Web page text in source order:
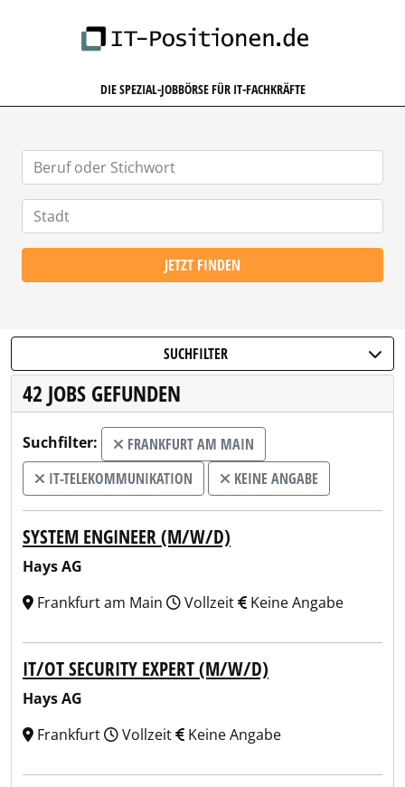
DIE SPEZIAL-JOBBÖRSE FÜR IT-FACHKRÄFTE
JETZT FINDEN
SUCHFILTER
42 JOBS GEFUNDEN
Suchfilter:
FRANKFURT AM MAIN
IT-TELEKOMMUNIKATION
KEINE ANGABE
SYSTEM ENGINEER (M/W/D)
Hays AG
Frankfurt am Main
Vollzeit Keine Angabe
IT/OT SECURITY EXPERT (M/W/D)
Hays AG
Frankfurt
Vollzeit Keine Angabe